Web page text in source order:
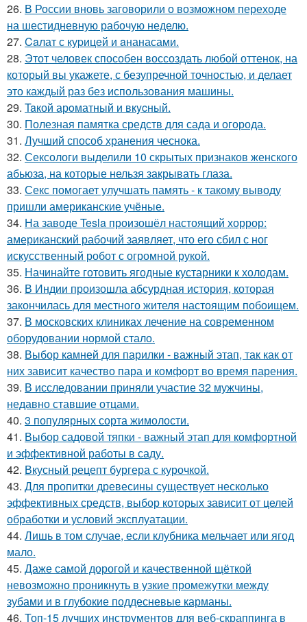
26. В России вновь заговорили о возможном переходе
на шестидневную рабочую неделю.
27. Caлат с куpицeй и aнанасами.
28. Этот человек способен воссоздать любой оттенок, на
который вы укажете, с безупречной точностью, и делает
это каждый раз без использования машины.
29. Taкой арoматный и вкycный.
30. Полезная памятка средств для сада и огорода.
31. Лучший способ хранения чеснока.
32. Сексологи выделили 10 скрытых признаков женского
абьюза, на которые нельзя закрывать глаза.
33. Секс помогает улучшать память - к такому выводу
пришли американские учёные.
34. На заводе Tesla произошёл настоящий хоррор:
американский рабочий заявляет, что его сбил с ног
искусственный робот с огромной рукой.
35. Начинайте готовить ягодные кустарники к холодам.
36. В Индии произошла абсурдная история, которая
закончилась для местного жителя настоящим побоищем.
37. В московских клиниках лечение на современном
оборудовании нормой стало.
38. Выбор камней для парилки - важный этап, так как от
них зависит качество пара и комфорт во время парения.
39. В исследовании приняли участие 32 мужчины,
недавно ставшие отцами.
40. 3 популярных сорта жимолости.
41. Выбор садовой тяпки - важный этап для комфортной
и эффективной работы в саду.
42. Вкусный рецепт бургера с курочкой.
43. Для пропитки древесины существует несколько
эффективных средств, выбор которых зависит от целей
обработки и условий эксплуатации.
44. Лишь в том случае, если клубника мельчает или ягод
мало.
45. Даже самой дорогой и качественной щёткой
невозможно проникнуть в узкие промежутки между
зубами и в глубокие поддесневые карманы.
46. Топ-15 лучших инструментов для веб-скраппинга в